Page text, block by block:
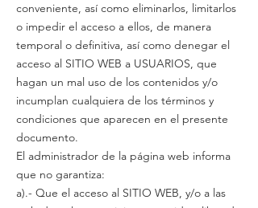
conveniente, así como eliminarlos, limitarlos
o impedir el acceso a ellos, de manera
temporal o definitiva, así como denegar el
acceso al SITIO WEB a USUARIOS, que
hagan un mal uso de los contenidos y/o
incumplan cualquiera de los términos y
condiciones que aparecen en el presente
documento.
El administrador de la página web informa
que no garantiza:
a).- Que el acceso al SITIO WEB, y/o a las